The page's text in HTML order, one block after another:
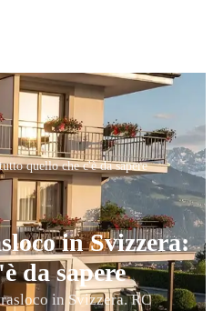
quello che c'è da sapere
in Svizzera:
da sapere
in Svizzera. RC